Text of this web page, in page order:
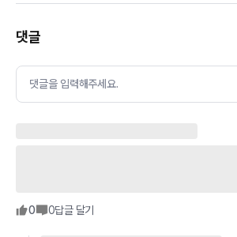
댓글
댓글을 입력해주세요.
0 0답글 달기